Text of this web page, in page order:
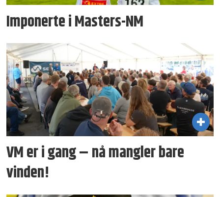
Imponerte i Masters-NM
VM er i gang – nå mangler bare
vinden!